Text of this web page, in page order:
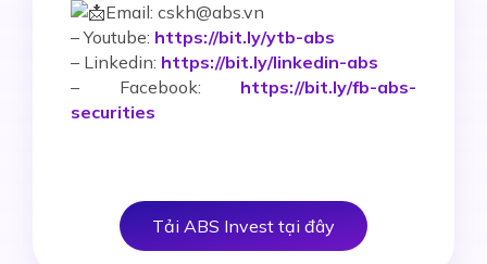
Email: cskh@abs.vn
–Youtube: https://bit.ly/ytb-abs
– Linkedin: https://bit.ly/linkedin-abs
– Facebook: https://bit.ly/fb-abs-
securities
Tải ABS Invest tại đây